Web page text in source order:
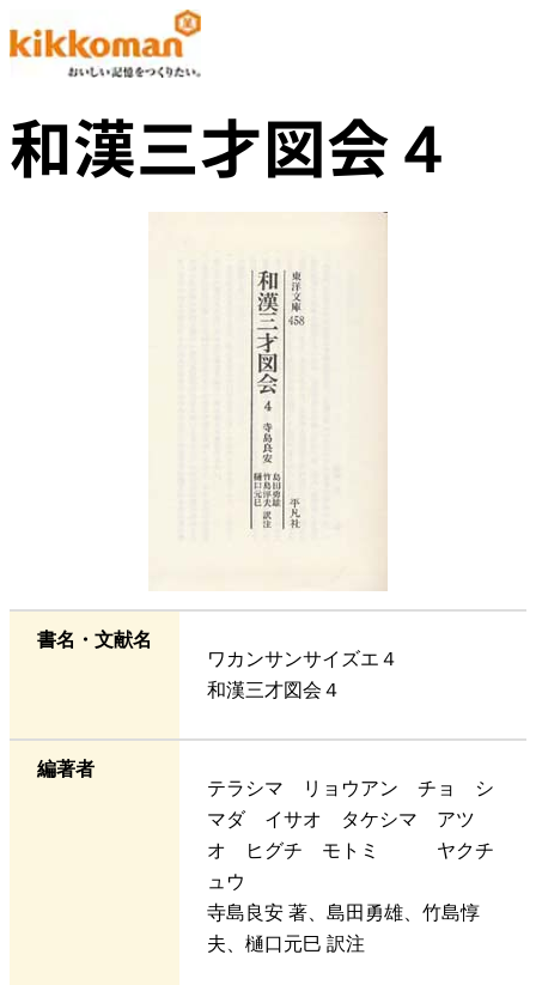
和漢三才図会４
書名・文献名
ワカンサンサイズエ４
和漢三才図会４
編著者
テラシマ リョウアン チョ シ
マダ イサオ タケシマ アツ
オ ヒグチ モトミ ヤクチ
ュウ
寺島良安 著、島田勇雄、竹島惇
夫、樋口元巳 訳注